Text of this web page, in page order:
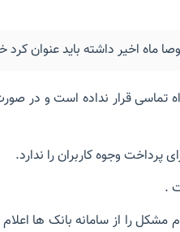
ماه اخیر داشته باید عنوان کرد
خود هیچ پل ارتباطی و راه تماسی قرار
پرداخت وجوه کاربران را ندارد.
.
را از سامانه بانک ها اعلام